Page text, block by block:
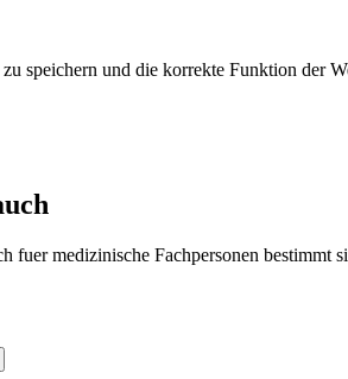
speichern und die korrekte Funktion der
fuer medizinische Fachpersonen